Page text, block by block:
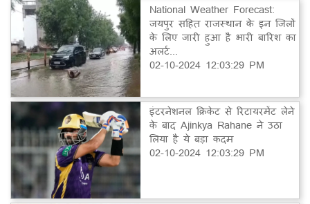
National Weather Forecast:
जयपुर सहित राजस्थान के इन जिलों
के लिए जारी हुआ है भारी बारिश का
अलर्ट...
02-10-2024 12:03:29 PM
इंटरनेशनल क्रिकेट से रिटायरमेंट लेने
के बाद Ajinkya Rahane ने उठा
लिया है ये बड़ा कदम
02-10-2024 12:03:29 PM